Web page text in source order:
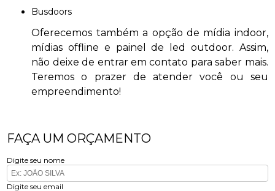
busdoors
Oferecemos também a opção de mídia indoor,
mídias offline e painel de led outdoor. Assim,
não deixe de entrar em contato para saber mais.
Teremos o prazer de atender você ou seu
empreendimento!
FAÇA UM ORÇAMENTO
Digite seu nome
Digite seu email